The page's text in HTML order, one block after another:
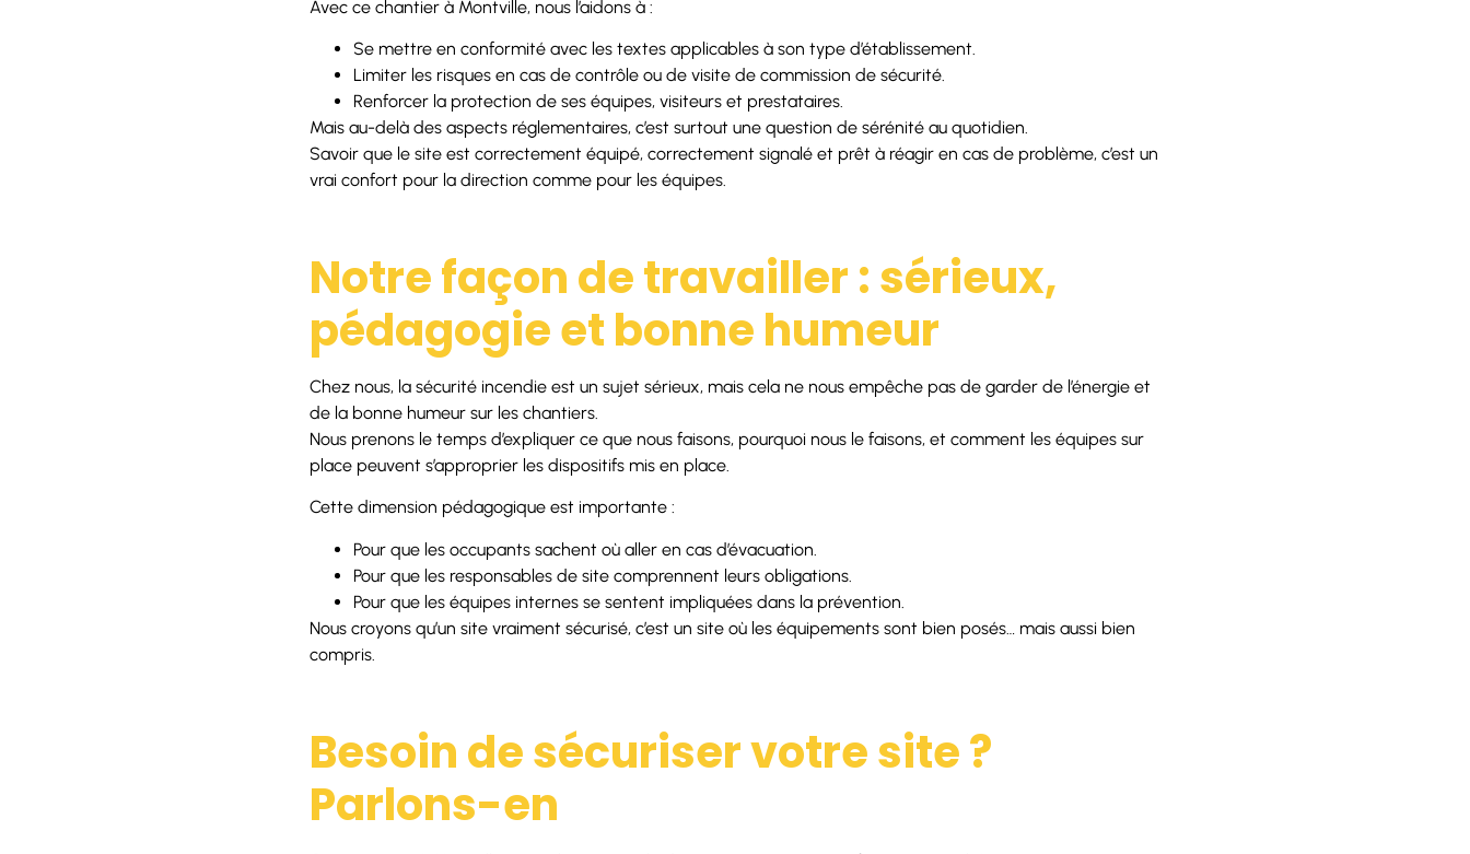
Avec ce chantier à Montville, nous l’aidons à :
Se mettre en conformité avec les textes applicables à son type d’établissement.
Limiter les risques en cas de contrôle ou de visite de commission de sécurité.
Renforcer la protection de ses équipes, visiteurs et prestataires.
Mais au-delà des aspects réglementaires, c’est surtout une question de sérénité au quotidien.
Savoir que le site est correctement équipé, correctement signalé et prêt à réagir en cas de problème, c’est un
vrai confort pour la direction comme pour les équipes.
Notre façon de travailler : sérieux,
pédagogie et bonne humeur
Chez nous, la sécurité incendie est un sujet sérieux, mais cela ne nous empêche pas de garder de l’énergie et
de la bonne humeur sur les chantiers.
Nous prenons le temps d’expliquer ce que nous faisons, pourquoi nous le faisons, et comment les équipes sur
place peuvent s’approprier les dispositifs mis en place.
Cette dimension pédagogique est importante :
Pour que les occupants sachent où aller en cas d’évacuation.
Pour que les responsables de site comprennent leurs obligations.
Pour que les équipes internes se sentent impliquées dans la prévention.
Nous croyons qu’un site vraiment sécurisé, c’est un site où les équipements sont bien posés… mais aussi bien
compris.
Besoin de sécuriser votre site ?
Parlons-en